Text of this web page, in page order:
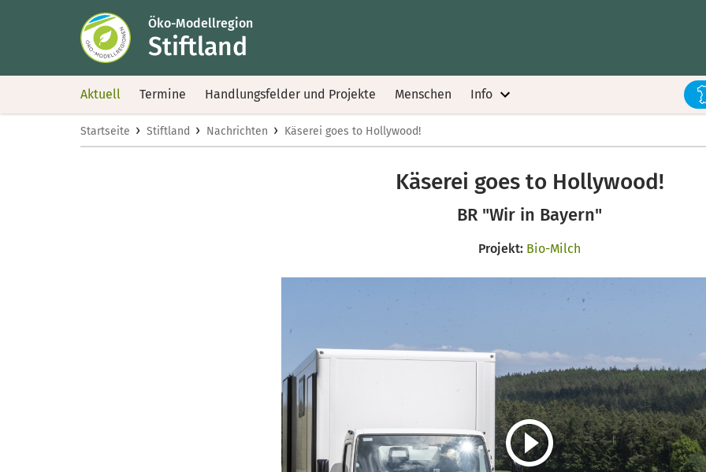
Öko-Modellregion
Stiftland
Aktuell Termine Handlungsfelder und Projekte Menschen Info
Startseite › Stiftland › Nachrichten › Käserei goes to Hollywood!
Käserei goes to Hollywood!
BR "Wir in Bayern"
Projekt: Bio-Milch